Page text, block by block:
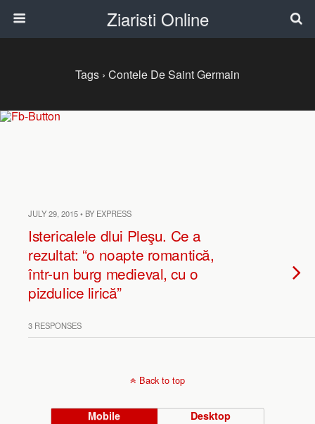
Ziaristi Online
Tags › Contele De Saint Germain
JULY 29, 2015 • BY EXPRESS
Istericalele dlui Pleşu. Ce a
rezultat: “o noapte romantică,
într-un burg medieval, cu o
pizdulice lirică”
3 RESPONSES
Back to top
Mobile Desktop